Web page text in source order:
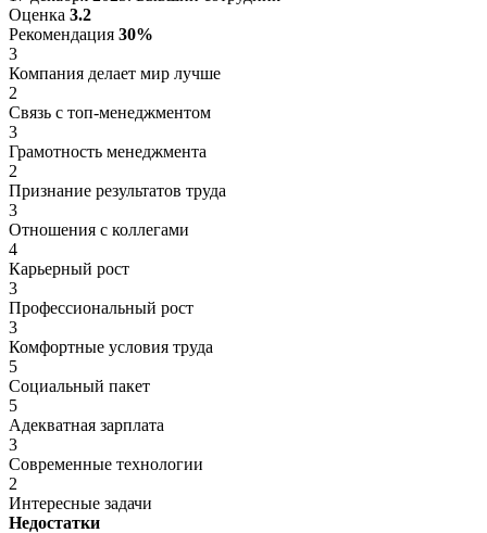
Оценка 3.2
Рекомендация 30%
3
Компания делает мир лучше
2
Связь с топ-менеджментом
3
Грамотность менеджмента
2
Признание результатов труда
3
Отношения с коллегами
4
Карьерный рост
3
Профессиональный рост
3
Комфортные условия труда
5
Социальный пакет
5
Адекватная зарплата
3
Современные технологии
2
Интересные задачи
Недостатки